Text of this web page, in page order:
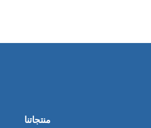
منتجاتنا